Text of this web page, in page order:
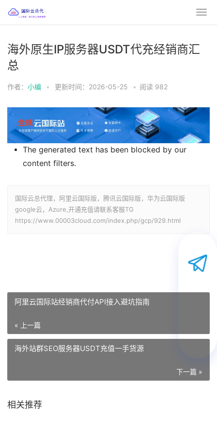
海外原生IP服务器USDT代充经销商汇
总
作者： 小编 • 更新时间：2026-05-25 • 阅读 982
The generated text has been blocked by our
content filters.
国际云总代理，阿里云国际版，腾讯云国际版，华为云国际版
google云，Azure,开通充值请联系客服TG
https://www.00003cloud.com/index.php/gcp/929.html
阿里云国际站经销商代付API接入避坑指南
« 上一篇
海外站群SEO服务器USDT充值一手货源
下一篇 »
相关推荐